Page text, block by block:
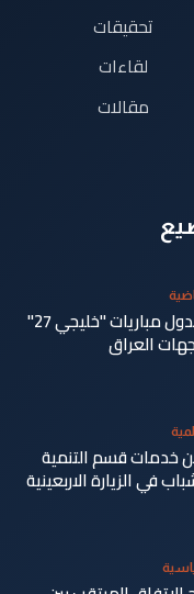
تحقيقات
لقاءات
مقالات
الاتحاد الخليجي يعلن جدول مباريات "خليجي 27"
العراق
خدمات قسم التنمية
في الزيارة الاربعينية